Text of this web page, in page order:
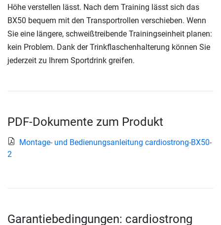
Höhe verstellen lässt. Nach dem Training lässt sich das
BX50 bequem mit den Transportrollen verschieben. Wenn
Sie eine längere, schweißtreibende Trainingseinheit planen:
kein Problem. Dank der Trinkflaschenhalterung können Sie
jederzeit zu Ihrem Sportdrink greifen.
PDF-Dokumente zum Produkt
Montage- und Bedienungsanleitung cardiostrong-BX50-
2
Garantiebedingungen: cardiostrong